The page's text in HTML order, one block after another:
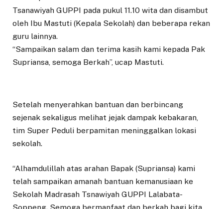
Tsanawiyah GUPPI pada pukul 11.10 wita dan disambut
oleh Ibu Mastuti (Kepala Sekolah) dan beberapa rekan
guru lainnya.
“Sampaikan salam dan terima kasih kami kepada Pak
Supriansa, semoga Berkah”, ucap Mastuti.
Setelah menyerahkan bantuan dan berbincang
sejenak sekaligus melihat jejak dampak kebakaran,
tim Super Peduli berpamitan meninggalkan lokasi
sekolah.
“Alhamdulillah atas arahan Bapak (Supriansa) kami
telah sampaikan amanah bantuan kemanusiaan ke
Sekolah Madrasah Tsnawiyah GUPPI Lalabata-